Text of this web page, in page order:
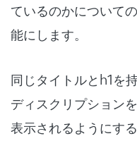
ているのかについて
能にします。
同じタイトルとh1を
ディスクリプション
表示されるようにす